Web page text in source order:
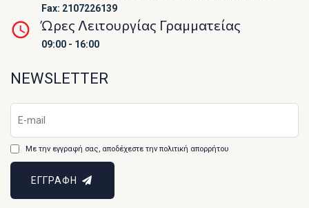
Fax: 2107226139
Ώρες Λειτουργίας Γραμματείας
09:00 - 16:00
NEWSLETTER
Με την εγγραφή σας, αποδέχεστε την πολιτική απορρήτου
ΕΓΓΡΑΦΗ